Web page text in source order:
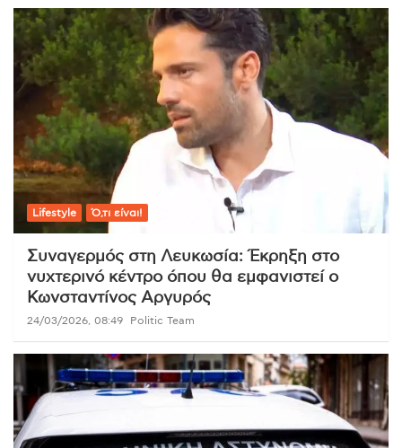
Lifestyle Ό,τι είναι!
Συναγερμός στη Λευκωσία: Έκρηξη στο
νυχτερινό κέντρο όπου θα εμφανιστεί ο
Κωνσταντίνος Αργυρός
24/03/2026, 08:49 Politic Team